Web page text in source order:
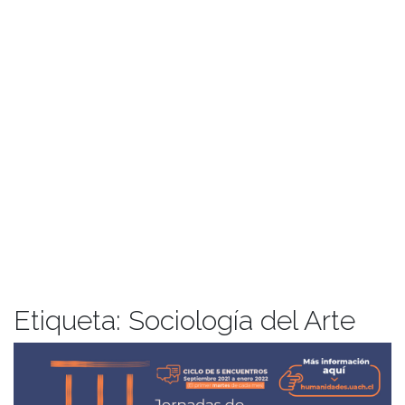
Etiqueta: Sociología del Arte